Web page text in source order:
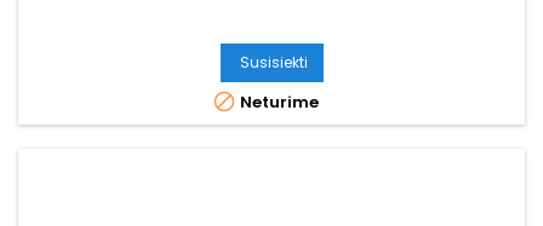
Susisiekti
 Neturime